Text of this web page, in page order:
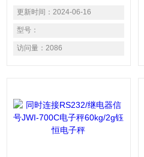
电子秤 精度达1/15000，内部
可调1/30000。 适用1个荷重
元装置的电子秤。 具有单点
校正及三点校正之功能，确保
精准度。 自动平均单重功
准、 下限三段重量警示，并
具有一组记忆功
更新时间： 2024-06-16
型号：
访问量： 2086